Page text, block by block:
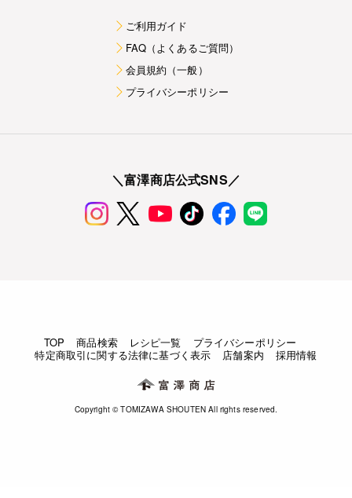
ご利用ガイド
FAQ（よくあるご質問）
会員規約（一般）
プライバシーポリシー
＼富澤商店公式SNS／
TOP 商品検索 レシピ一覧
プライバシーポリシー
特定商取引に関する法律に基づく表示
店舗案内 採用情報
Copyright © TOMIZAWA SHOUTEN All rights reserved.